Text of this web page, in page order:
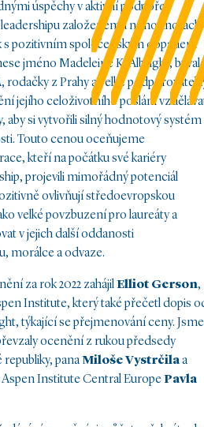
úspěchy v aktivní podpoře
založenému na hodnotách
pozitivním společenským dopadem
jméno Madeleine K. Albright,
z Prahy a velké
jejího celoživotního poslání
aby si vytvořili silný hodnotový systém
Touto cenou oceňujeme
kteří na počátku své kariéry
projevili mimořádný potenciál
ovlivňují středoevropskou
velké povzbuzení pro laureáty a
v jejich další oddanosti
morálce a odvaze.
za rok 2022 zahájilElliot Gerson,
Institute, který také přečetl dopis
týkající se přejmenování ceny. Jsme
ocenění z rukou předsedy
republiky, panaMiloše Vystrčilaa
Institute Central EuropePavla